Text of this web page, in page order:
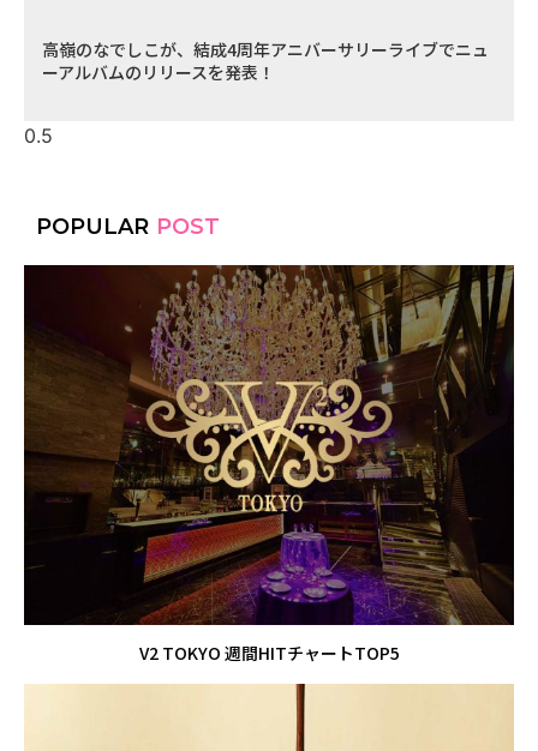
高嶺のなでしこが、結成4周年アニバーサリーライブでニュ
ーアルバムのリリースを発表！
POPULAR POST
V2 TOKYO 週間HITチャートTOP5